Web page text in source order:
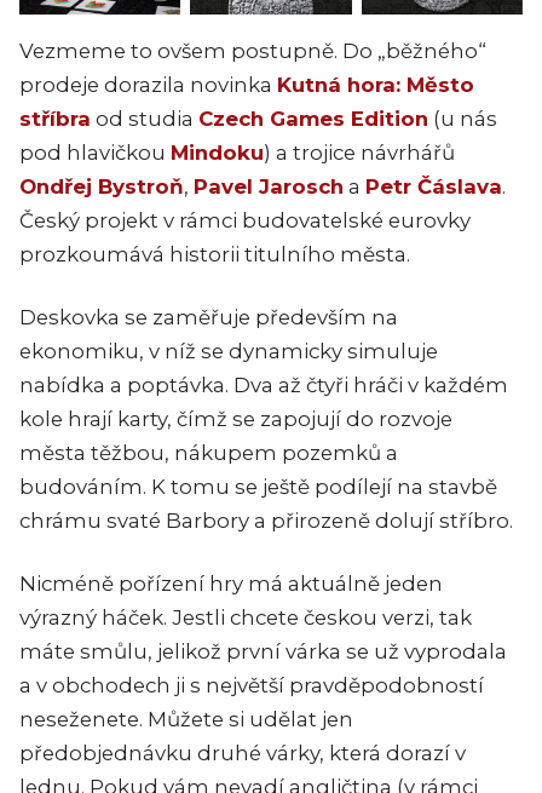
Vezmeme to ovšem postupně. Do „běžného“
prodeje dorazila novinka Kutná hora: Město
stříbra od studia Czech Games Edition (u nás
pod hlavičkou Mindoku) a trojice návrhářů
Ondřej Bystroň, Pavel Jarosch a Petr Čáslava.
Český projekt v rámci budovatelské eurovky
prozkoumává historii titulního města.
Deskovka se zaměřuje především na
ekonomiku, v níž se dynamicky simuluje
nabídka a poptávka. Dva až čtyři hráči v každém
kole hrají karty, čímž se zapojují do rozvoje
města těžbou, nákupem pozemků a
budováním. K tomu se ještě podílejí na stavbě
chrámu svaté Barbory a přirozeně dolují stříbro.
Nicméně pořízení hry má aktuálně jeden
výrazný háček. Jestli chcete českou verzi, tak
máte smůlu, jelikož první várka se už vyprodala
a v obchodech ji s největší pravděpodobností
neseženete. Můžete si udělat jen
předobjednávku druhé várky, která dorazí v
lednu. Pokud vám nevadí angličtina (v rámci